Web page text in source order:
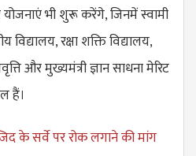
भी शुरू करेंगे, जिनमें स्वामी
रक्षा शक्ति विद्यालय,
और मुख्यमंत्री ज्ञान साधना मेरिट
हैं।
के सर्वे पर रोक लगाने की मांग